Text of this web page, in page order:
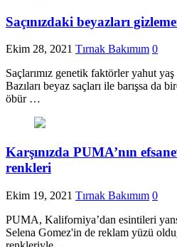
Saçınızdaki beyazları
Ekim 28, 2021 Tırnak Bakımım 0
Saçlarımız genetik faktörler yahut
Bazıları beyaz saçları ile barışsa da
öbür …
Karşınızda PUMA’nın
renkleri
Ekim 19, 2021 Tırnak Bakımım 0
PUMA, Kaliforniya’dan esintileri
Selena Gomez'in de reklam yüzü